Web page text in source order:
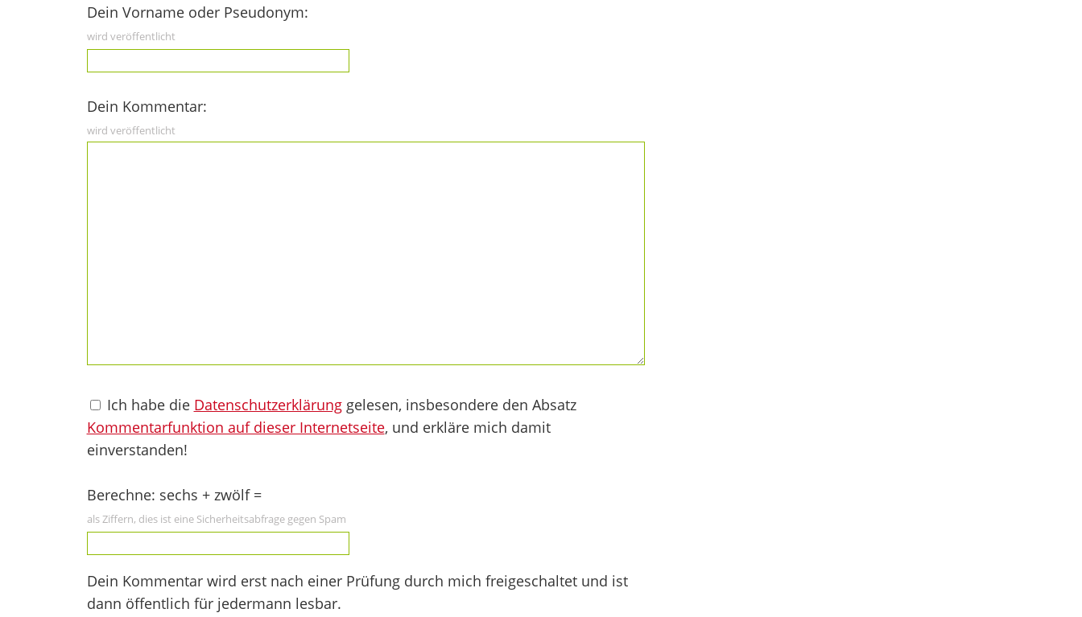
Dein Vorname oder Pseudonym:
wird veröffentlicht
Dein Kommentar:
wird veröffentlicht
Ich habe die Datenschutzerklärunggelesen, insbesondere den Absatz
Kommentarfunktion auf dieser Internetseite, und erkläre mich damit
einverstanden!
Berechne: sechs + zwölf =
als Ziffern, dies ist eine Sicherheitsabfrage gegen Spam
Dein Kommentar wird erst nach einer Prüfung durch mich freigeschaltet und ist
dann öffentlich für jedermann lesbar.